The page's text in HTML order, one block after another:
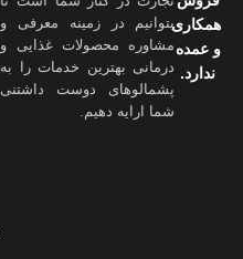
همکاری
و عمده
ندارد.
بتوانیم در زمینه معرفی و
مشاوره محصولات غذایی و
درمانی بهترین خدمات را به
پشمالوهای دوست داشتنی
شما ارايه دهیم.